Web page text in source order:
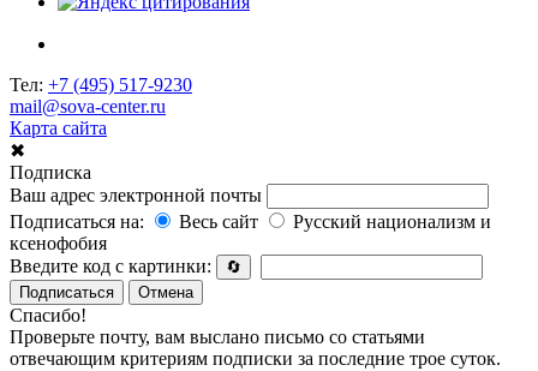
Тел: +7 (495) 517-9230
mail@sova-center.ru
Карта сайта
✖
Подписка
Ваш адрес электронной почты
Подписаться на:
Весь сайт
Русский национализм и
ксенофобия
Введите код с картинки:
🔄
Подписаться
Отмена
Спасибо!
Проверьте почту, вам выслано письмо со статьями
отвечающим критериям подписки за последние трое суток.